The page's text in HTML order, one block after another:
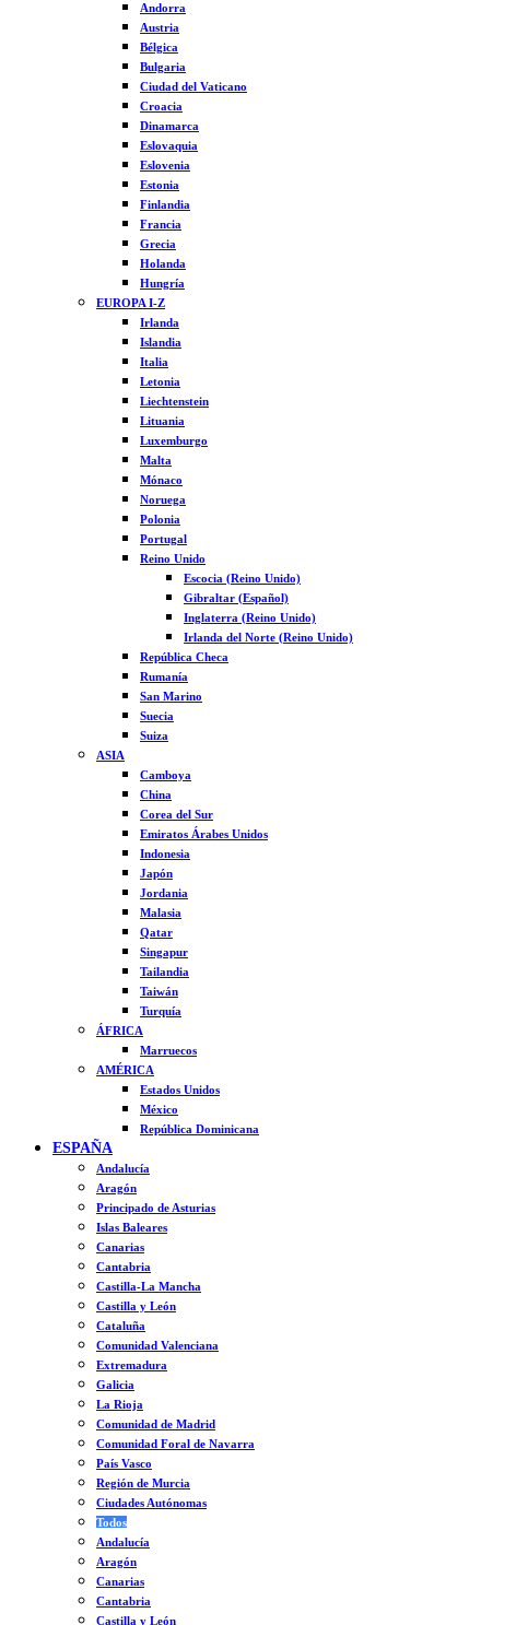
Andorra
Austria
Bélgica
Bulgaria
Ciudad del Vaticano
Croacia
Dinamarca
Eslovaquia
Eslovenia
Estonia
Finlandia
Francia
Grecia
Holanda
Hungría
EUROPA I-Z
Irlanda
Islandia
Italia
Letonia
Liechtenstein
Lituania
Luxemburgo
Malta
Mónaco
Noruega
Polonia
Portugal
Reino Unido
Escocia (Reino Unido)
Gibraltar (Español)
Inglaterra (Reino Unido)
Irlanda del Norte (Reino Unido)
República Checa
Rumanía
San Marino
Suecia
Suiza
ASIA
Camboya
China
Corea del Sur
Emiratos Árabes Unidos
Indonesia
Japón
Jordania
Malasia
Qatar
Singapur
Tailandia
Taiwán
Turquía
ÁFRICA
Marruecos
AMÉRICA
Estados Unidos
México
República Dominicana
ESPAÑA
Andalucía
Aragón
Principado de Asturias
Islas Baleares
Canarias
Cantabria
Castilla-La Mancha
Castilla y León
Cataluña
Comunidad Valenciana
Extremadura
Galicia
La Rioja
Comunidad de Madrid
Comunidad Foral de Navarra
País Vasco
Región de Murcia
Ciudades Autónomas
Todos
Andalucía
Aragón
Canarias
Cantabria
Castilla y León